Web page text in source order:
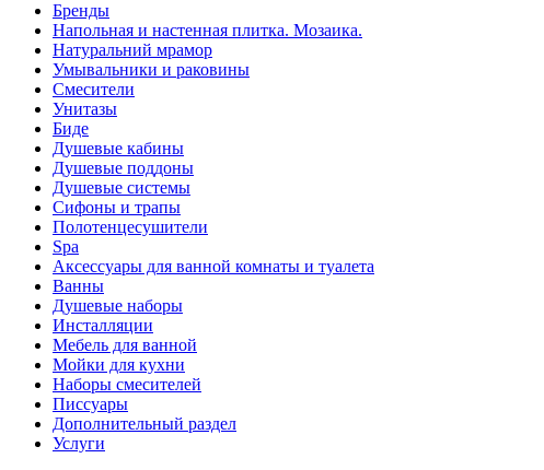
Бренды
Напольная и настенная плитка. Мозаика.
Натуральний мрамор
Умывальники и раковины
Смесители
Унитазы
Биде
Душевые кабины
Душевые поддоны
Душевые системы
Сифоны и трапы
Полотенцесушители
Spa
Аксессуары для ванной комнаты и туалета
Ванны
Душевые наборы
Инсталляции
Мебель для ванной
Мойки для кухни
Наборы смесителей
Писсуары
Дополнительный раздел
Услуги